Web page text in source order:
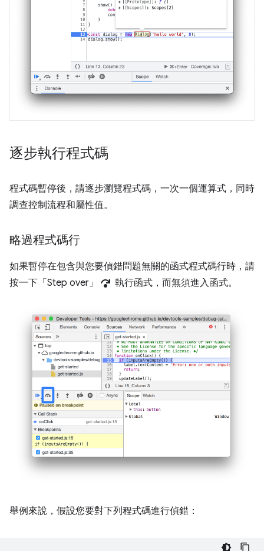
逐步執行程式碼
程式碼暫停後，請逐步瀏覽程式碼，一次一個運算式，同時
調查控制流程和屬性值。
略過程式碼行
如果暫停在包含與您要偵錯問題無關的函式程式碼行時，請
按一下「Step over」
step_over 執行函式，而無須進入函式。
舉例來說，假設您要對下列程式碼進行偵錯：